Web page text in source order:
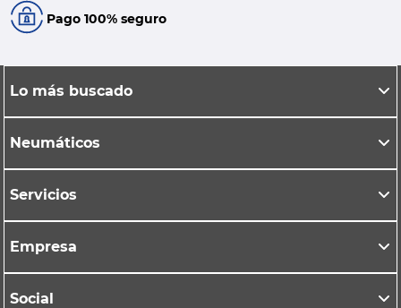
Pago 100% seguro
Lo más buscado
Neumáticos
Servicios
Empresa
Social